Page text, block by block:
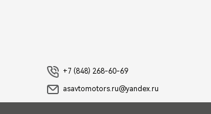
+7 (848) 268-60-69
asavtomotors.ru@yandex.ru